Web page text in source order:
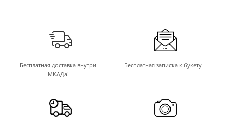
Бесплатная доставка внутри
МКАДа!
Бесплатная записка к букету